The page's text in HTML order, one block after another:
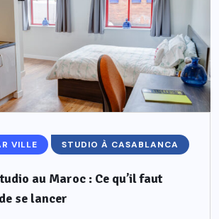
VILLE STUDIO À CASABLANCA
au Maroc : Ce qu’il faut
se lancer